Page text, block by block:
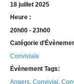
18 juillet 2025
Heure :
20h00 - 23h00
Catégorie
Conviviale
Évènement Tags:
Angers, Convivial ,